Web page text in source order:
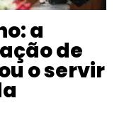
a
de
o servir